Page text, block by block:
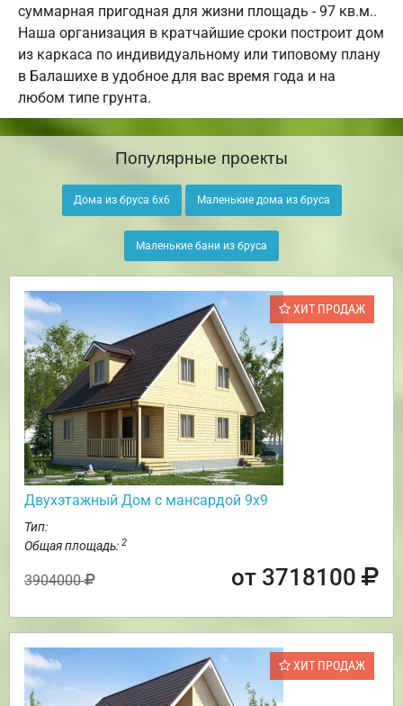
суммарная пригодная для жизни площадь - 97 кв.м..
Наша организация в кратчайшие сроки построит дом
из каркаса по индивидуальному или типовому плану
в Балашихе в удобное для вас время года и на
любом типе грунта.
Популярные проекты
Дома из бруса 6х6 Маленькие дома из бруса
Маленькие бани из бруса
ХИТ ПРОДАЖ
Двухэтажный Дом с мансардой 9х9
Тип:
Общая площадь: 2
3904000 от 3718100
ХИТ ПРОДАЖ